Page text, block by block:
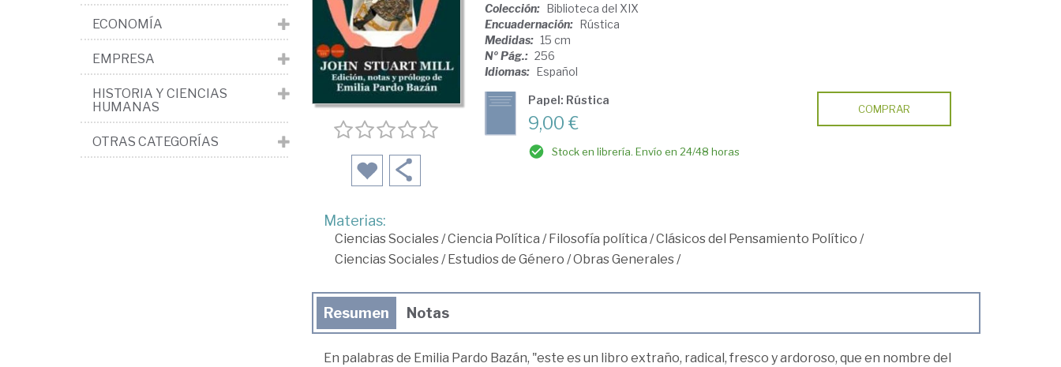
Colección: Biblioteca del XIX
Encuadernación: Rústica
Medidas: 15 cm
Nº Pág.: 256
Idiomas: Español
Papel: Rústica
9,00 €
Stock en librería. Envío en 24/48 horas
COMPRAR
Materias:
Ciencias Sociales/Ciencia Política /Filosofía política /Clásicos del Pensamiento Político /
Ciencias Sociales/Estudios de Género /Obras Generales/
Resumen Notas
En palabras de Emilia Pardo Bazán, "este es un libro extraño, radical, fresco y ardoroso, que en nombre del
ECONOMÍA
EMPRESA
HISTORIA Y CIENCIAS
HUMANAS
OTRAS CATEGORÍAS